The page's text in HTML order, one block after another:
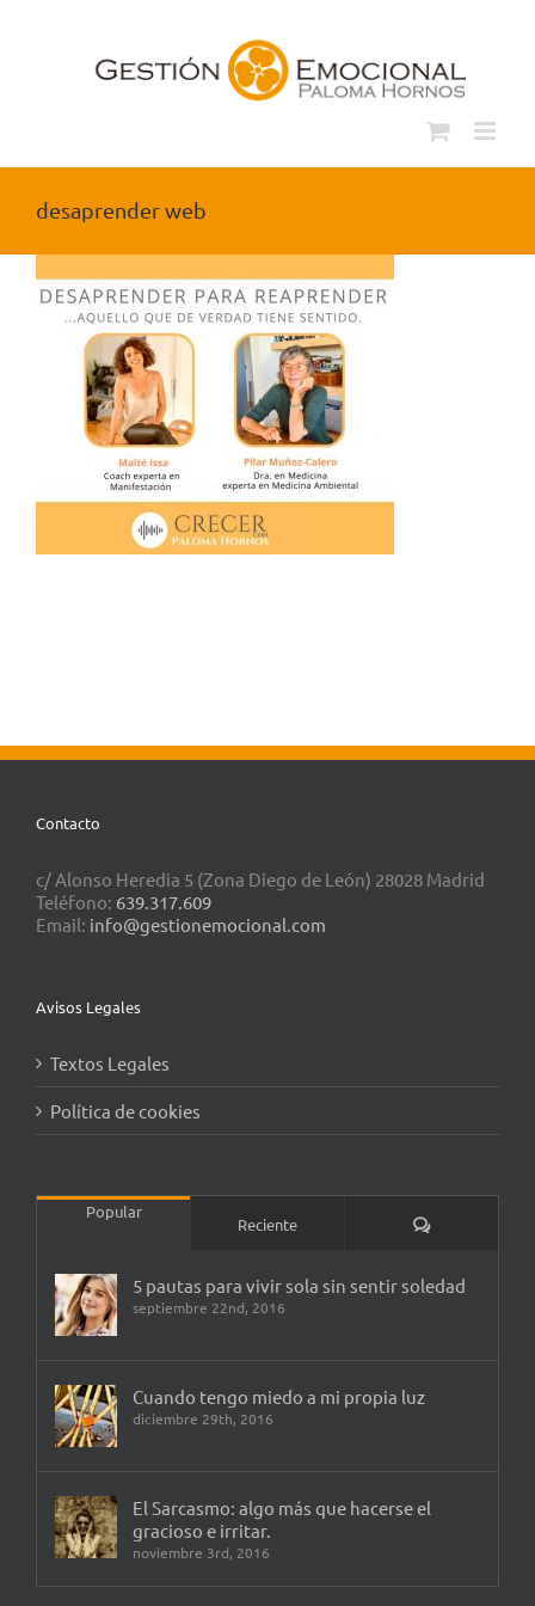
desaprender web
Contacto
c/ Alonso Heredia 5 (Zona Diego de León) 28028 Madrid
Teléfono: 639.317.609
Email: info@gestionemocional.com
Avisos Legales
Textos Legales
Política de cookies
Popular
Reciente Comentarios
5 pautas para vivir sola sin sentir soledad
septiembre 22nd, 2016
Cuando tengo miedo a mi propia luz
diciembre 29th, 2016
El Sarcasmo: algo más que hacerse el
gracioso e irritar.
noviembre 3rd, 2016